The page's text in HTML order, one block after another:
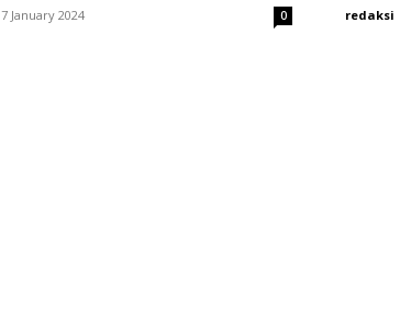
7 January 2024 0 redaksi